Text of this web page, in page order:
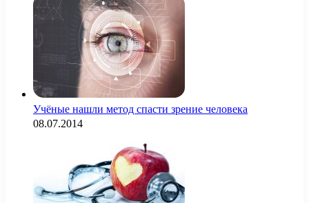
Учёные нашли метод спасти зрение человека
08.07.2014